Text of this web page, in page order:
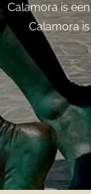
Calamora is
Calamora